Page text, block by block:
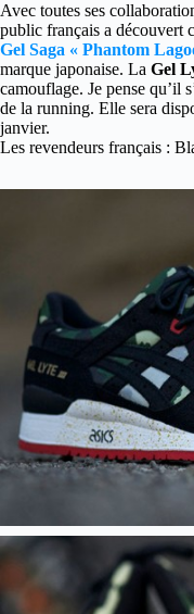
Avec toutes ses
public français a découvert
Gel Saga « Phantom
marque japonaise. La Gel
camouflage. Je pense qu’il
de la running. Elle sera
janvier.
Les revendeurs français :